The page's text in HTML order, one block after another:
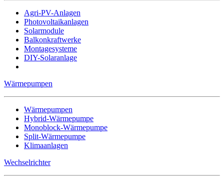
Agri-PV-Anlagen
Photovoltaikanlagen
Solarmodule
Balkonkraftwerke
Montagesysteme
DIY-Solaranlage
Wärmepumpen
Wärmepumpen
Hybrid-Wärmepumpe
Monoblock-Wärmepumpe
Split-Wärmepumpe
Klimaanlagen
Wechselrichter